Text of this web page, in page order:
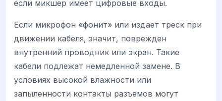
если микшер имеет цифровые входы.
Если микрофон «фонит» или издает треск при
движении кабеля, значит, поврежден
внутренний проводник или экран. Такие
кабели подлежат немедленной замене. В
условиях высокой влажности или
запыленности контакты разъемов могут